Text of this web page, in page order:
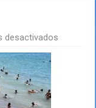
desactivados